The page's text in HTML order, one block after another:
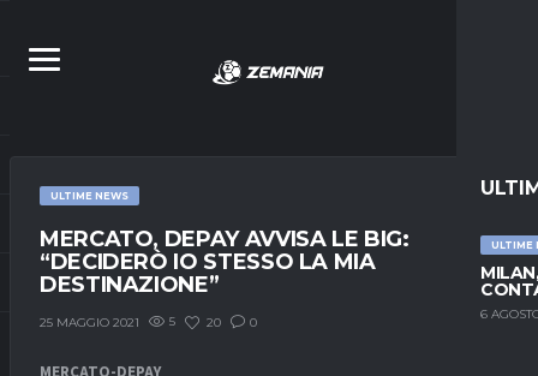
ULTIME
6
ULTIME NEWS
MERCATO, DEPAY AVVISA LE BIG:
“DECIDERÒ IO STESSO LA MIA
DESTINAZIONE”
25 MAGGIO 2021 5 20 0